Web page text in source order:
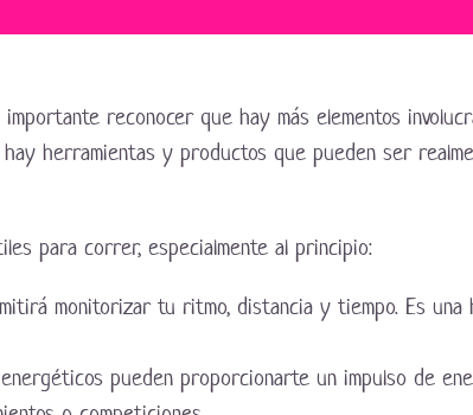
reconocer que hay más elementos
herramientas y productos que pueden ser
para correr, especialmente al principio:
monitorizar tu ritmo, distancia y tiempo. Es
pueden proporcionarte un impulso de